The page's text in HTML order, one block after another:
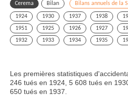
Cerema Bilan Bilans annuels de la
1924 1930 1937 1938
1951
1925 1926 1927
1932
1933 1934 1935
Les premières statistiques
246 tués en 1924, 5 608 tués en
650 tués en 1937.